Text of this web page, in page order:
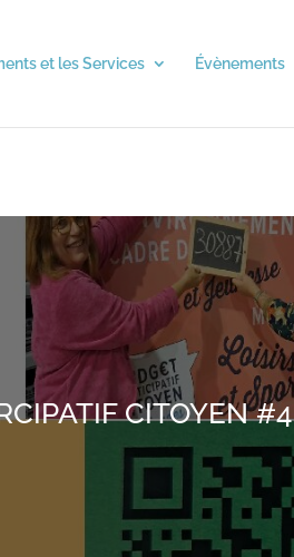
et les Services Évènements
CITOYEN #4